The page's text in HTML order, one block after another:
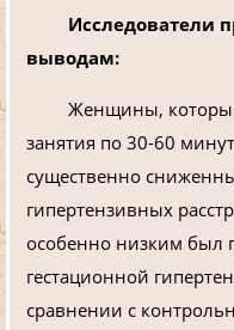
Исследователи
выводам:
Женщины,
занятия по 30-60
существенно
гипертензивных
особенно низким был
гестационной
сравнении с